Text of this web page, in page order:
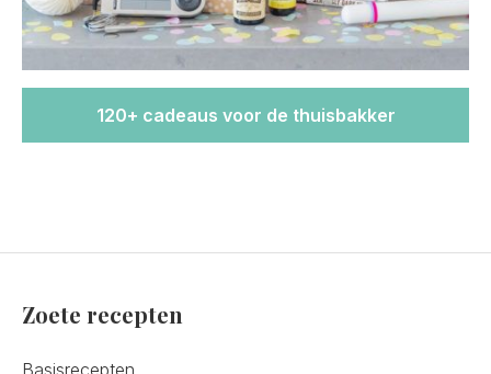
120+ cadeaus voor de thuisbakker
Zoete recepten
Basisrecepten